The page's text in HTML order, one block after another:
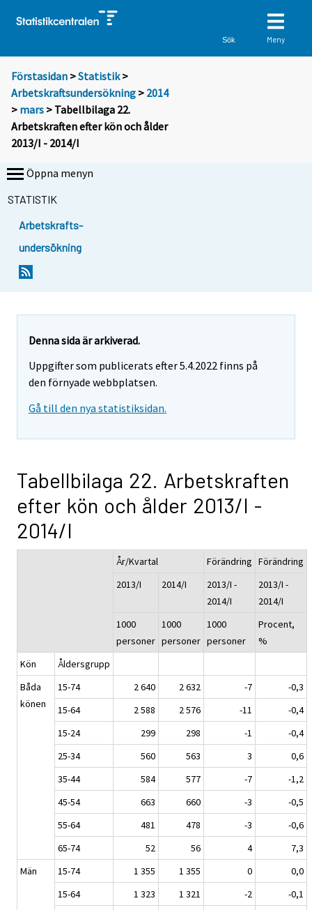
Sök Meny
Förstasidan >Statistik >
Arbetskraftsundersökning > 2014
> mars > Tabellbilaga 22.
Arbetskraften efter kön och ålder
2013/I - 2014/I
Öppna menyn
STATISTIK
Arbetskrafts-
undersökning
Denna sida är arkiverad.
Uppgifter som publicerats efter 5.4.2022 finns på
den förnyade webbplatsen.
Gå till den nya statistiksidan.
Tabellbilaga 22. Arbetskraften
efter kön och ålder 2013/I -
2014/I
År/Kvartal Förändring Förändring
2013/I
2014/I
2013/I -
2014/I
2013/I -
2014/I
1000
personer
1000
personer
1000
personer
Procent,
%
Kön
Åldersgrupp
Båda
könen
15-74 2 640 2 632 -7
-0,3
15-64
2 588 2 576 -11
-0,4
15-24
299 298 -1
-0,4
25-34
560 563 3
0,6
35-44
584 577 -7
-1,2
45-54
663 660 -3
-0,5
55-64
481 478 -3
-0,6
65-74
52 56 4
7,3
Män
15-74 1 355 1 355 0
0,0
15-64
1 323 1 321 -2
-0,1